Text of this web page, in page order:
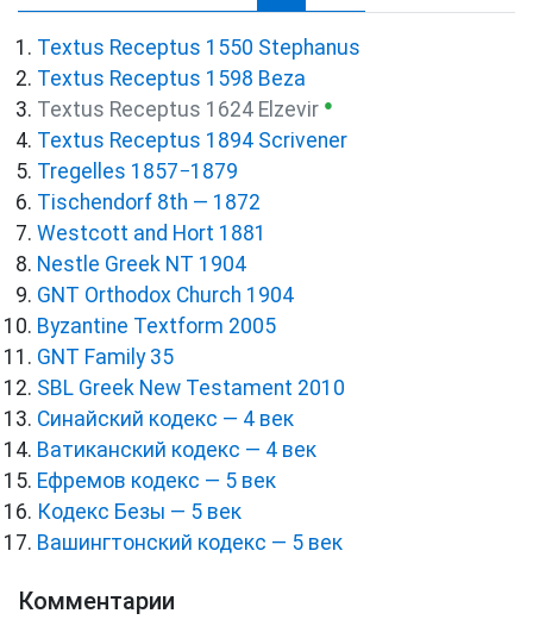
Textus Receptus 1550 Stephanus
Textus Receptus 1598 Beza
Textus Receptus 1624 Elzevir ●
Textus Receptus 1894 Scrivener
Tregelles 1857−1879
Tischendorf 8th — 1872
Westcott and Hort 1881
Nestle Greek NT 1904
GNT Orthodox Church 1904
Byzantine Textform 2005
GNT Family 35
SBL Greek New Testament 2010
Синайский кодекс — 4 век
Ватиканский кодекс — 4 век
Ефремов кодекс — 5 век
Кодекс Безы — 5 век
Вашингтонский кодекс — 5 век
Комментарии